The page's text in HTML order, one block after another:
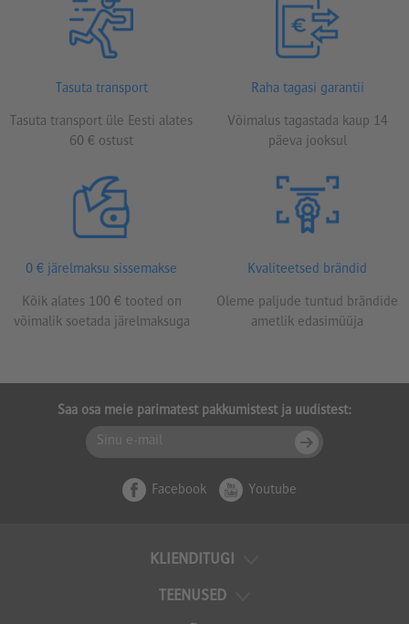
Tasuta transport
Tasuta transport üle Eesti alates
60 € ostust
Raha tagasi garantii
Võimalus tagastada kaup 14
päeva jooksul
0 € järelmaksu sissemakse
Kõik alates 100 € tooted on
võimalik soetada järelmaksuga
Kvaliteetsed brändid
Oleme paljude tuntud brändide
ametlik edasimüüja
Saa osa meie parimatest pakkumistest ja uudistest:
Facebook Youtube
KLIENDITUGI
TEENUSED